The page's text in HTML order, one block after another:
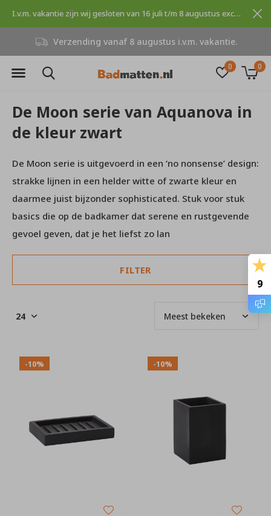
0 0
Verzending vanaf 8 augustus i.v.m. vakantie.
I.v.m. vakantie zijn wij gesloten van 16 juli t/m 8 augustus excuses voor dit ongemak.
De Moon serie van Aquanova in
de kleur zwart
De Moon serie is uitgevoerd in een ‘no nonsense’ design:
strakke lijnen in een helder witte of zwarte kleur en
daarmee juist bijzonder sophisticated. Stuk voor stuk
basics die op de badkamer dat serene en rustgevende
gevoel geven, dat je het liefst zo lan
FILTER
-10% -10%
9